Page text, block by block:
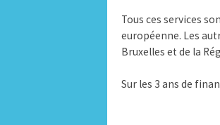
Tous ces services
européenne. Les
Bruxelles et de la
Sur les 3 ans de